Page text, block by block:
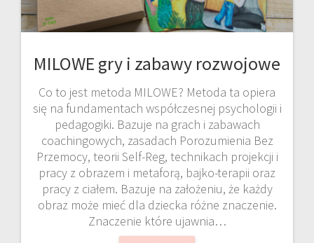
MILOWE gry i zabawy rozwojowe
Co to jest metoda MILOWE? Metoda ta opiera
się na fundamentach współczesnej psychologii i
pedagogiki. Bazuje na grach i zabawach
coachingowych, zasadach Porozumienia Bez
Przemocy, teorii Self-Reg, technikach projekcji i
pracy z obrazem i metaforą, bajko-terapii oraz
pracy z ciałem. Bazuje na założeniu, że każdy
obraz może mieć dla dziecka różne znaczenie.
Znaczenie które ujawnia…